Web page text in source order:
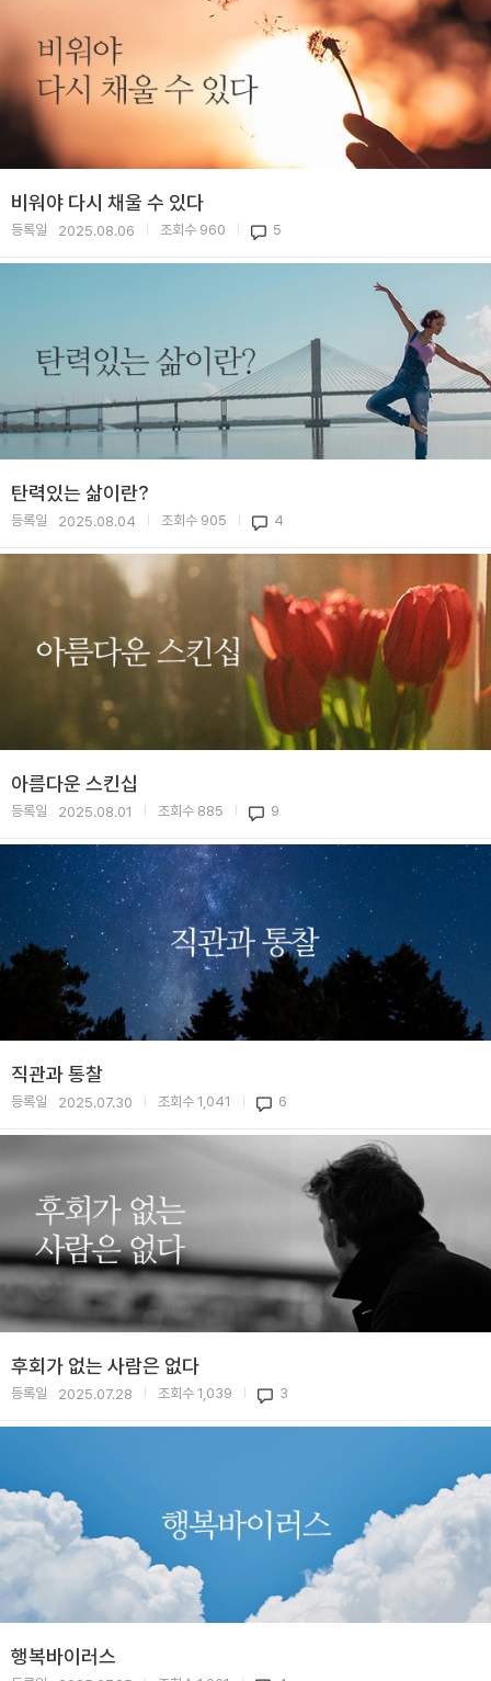
비워야 다시 채울 수 있다
등록일 2025.08.06 조회수 960 5
탄력있는 삶이란?
등록일 2025.08.04 조회수 905 4
아름다운 스킨십
등록일 2025.08.01 조회수 885 9
직관과 통찰
등록일 2025.07.30 조회수 1,041 6
후회가 없는 사람은 없다
등록일 2025.07.28 조회수 1,039 3
행복바이러스